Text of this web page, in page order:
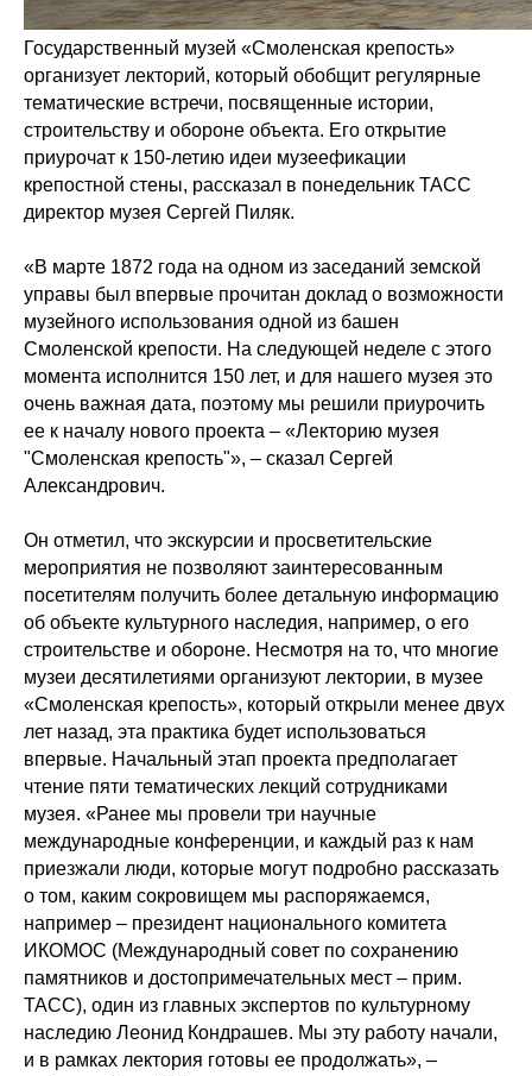
Государственный музей «Смоленская крепость»
организует лекторий, который обобщит регулярные
тематические встречи, посвященные истории,
строительству и обороне объекта. Его открытие
приурочат к 150-летию идеи музеефикации
крепостной стены, рассказал в понедельник ТАСС
директор музея Сергей Пиляк.
«В марте 1872 года на одном из заседаний земской
управы был впервые прочитан доклад о возможности
музейного использования одной из башен
Смоленской крепости. На следующей неделе с этого
момента исполнится 150 лет, и для нашего музея это
очень важная дата, поэтому мы решили приурочить
ее к началу нового проекта – «Лекторию музея
"Смоленская крепость"», – сказал Сергей
Александрович.
Он отметил, что экскурсии и просветительские
мероприятия не позволяют заинтересованным
посетителям получить более детальную информацию
об объекте культурного наследия, например, о его
строительстве и обороне. Несмотря на то, что многие
музеи десятилетиями организуют лектории, в музее
«Смоленская крепость», который открыли менее двух
лет назад, эта практика будет использоваться
впервые. Начальный этап проекта предполагает
чтение пяти тематических лекций сотрудниками
музея. «Ранее мы провели три научные
международные конференции, и каждый раз к нам
приезжали люди, которые могут подробно рассказать
о том, каким сокровищем мы распоряжаемся,
например – президент национального комитета
ИКОМОС (Международный совет по сохранению
памятников и достопримечательных мест – прим.
ТАСС), один из главных экспертов по культурному
наследию Леонид Кондрашев. Мы эту работу начали,
и в рамках лектория готовы ее продолжать», –